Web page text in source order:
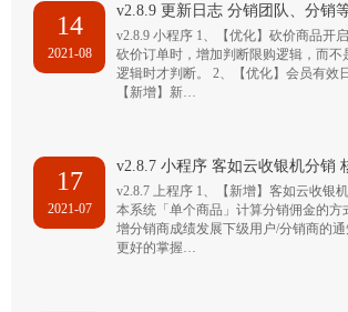
14
2021-08
v2.8.9 更新日志 分销团队、分销
v2.8.9 小程序 1、【优化】砍价商品开
砍价订单时，增加判断限购逻辑，而不
逻辑时才判断。 2、【优化】会员有效
【新增】新…
17
2021-07
v2.8.7 小程序 客如云收银机分销
v2.8.7 上程序 1、【新增】客如云收银
本系统「单个商品」计算分销佣金的方
增分销商成绩发展下级用户/分销商的
更好的掌握…